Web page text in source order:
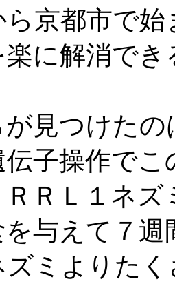
ら京都市で
楽に解消で
見つけた
子操作で
ＲＲＬ１ネ
与えて７
ズミよりた